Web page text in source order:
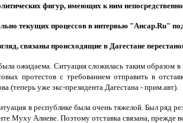
фигур, имеющих к ним
текущих процессов в интервью "Ансар.Ru"
связаны происходящие в Дагестане
ожидаема. Ситуация сложилась таким образом
протестов с требованием отправить в
(теперь уже экс-президента Дагестана - прим.авт).
в республике была очень тяжелой. Был ряд
Муху Алиеве. Поэтому отставка связана, прежде